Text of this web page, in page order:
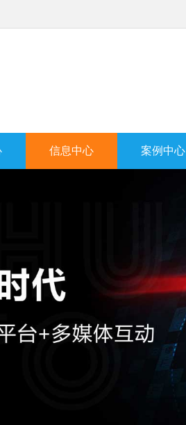
信息中心 案例中心